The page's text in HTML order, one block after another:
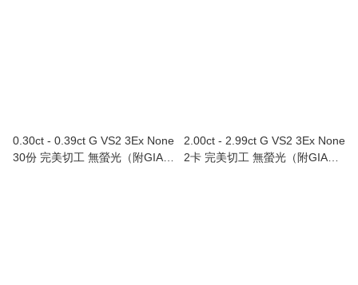
0.30ct - 0.39ct G VS2 3Ex None
30份 完美切工 無螢光（附GIA證
2.00ct - 2.99ct G VS2 3Ex None
2卡 完美切工 無螢光（附GIA證